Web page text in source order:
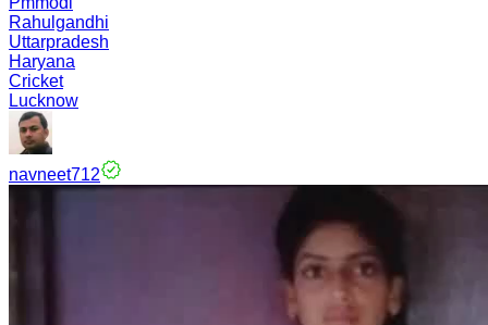
Rahulgandhi
Uttarpradesh
Haryana
Cricket
Lucknow
navneet712